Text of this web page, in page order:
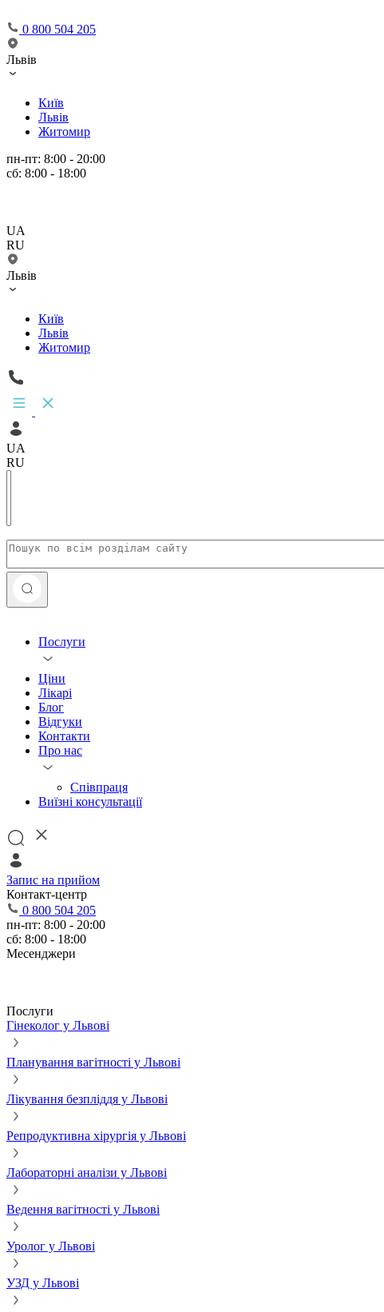
0 800 504 205
Львів
Київ
Львів
Житомир
пн-пт: 8:00 - 20:00
сб: 8:00 - 18:00
UA
RU
Львів
Київ
Львів
Житомир
UA
RU
Послуги
Ціни
Лікарі
Блог
Відгуки
Контакти
Про нас
Співпраця
Виїзні консультації
Запис на прийом
Контакт-центр
0 800 504 205
пн-пт: 8:00 - 20:00
сб: 8:00 - 18:00
Месенджери
Послуги
Гінеколог у Львові
Планування вагітності у Львові
Лікування безпліддя у Львові
Репродуктивна хірургія у Львові
Лабораторні аналізи у Львові
Ведення вагітності у Львові
Уролог у Львові
УЗД у Львові